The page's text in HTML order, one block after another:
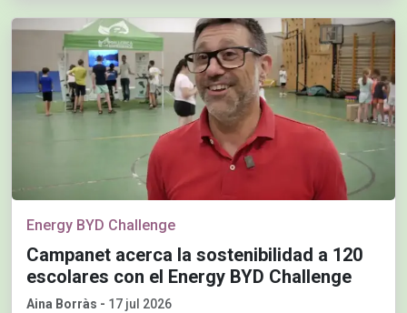
Energy BYD Challenge
Campanet acerca la sostenibilidad a 120
escolares con el Energy BYD Challenge
Aina Borràs - 17 jul 2026